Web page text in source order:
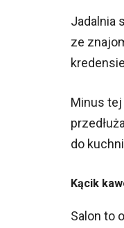
Jadalnia
ze
Minus
do
Kącik
Salon to